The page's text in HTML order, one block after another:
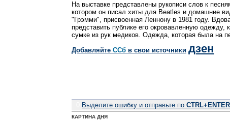
На выставке представлены рукописи слов к
котором он писал хиты для Beatles и домашние
"Грэмми", присвоенная Леннону в 1981 году.
представить публике его окровавленную одежду,
сумке из рук медиков. Одежда, которая была на
Добавляйте CСб в свои источники дзен
Выделите ошибку и отправьте по CTRL+ENTER
КАРТИНА ДНЯ